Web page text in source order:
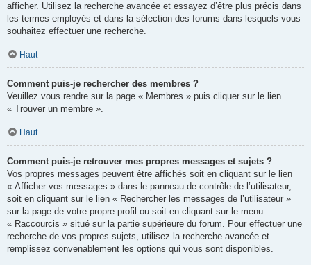
afficher. Utilisez la recherche avancée et essayez d’être plus précis dans
les termes employés et dans la sélection des forums dans lesquels vous
souhaitez effectuer une recherche.
Haut
Comment puis-je rechercher des membres ?
Veuillez vous rendre sur la page « Membres » puis cliquer sur le lien
« Trouver un membre ».
Haut
Comment puis-je retrouver mes propres messages et sujets ?
Vos propres messages peuvent être affichés soit en cliquant sur le lien
« Afficher vos messages » dans le panneau de contrôle de l’utilisateur,
soit en cliquant sur le lien « Rechercher les messages de l’utilisateur »
sur la page de votre propre profil ou soit en cliquant sur le menu
« Raccourcis » situé sur la partie supérieure du forum. Pour effectuer une
recherche de vos propres sujets, utilisez la recherche avancée et
remplissez convenablement les options qui vous sont disponibles.